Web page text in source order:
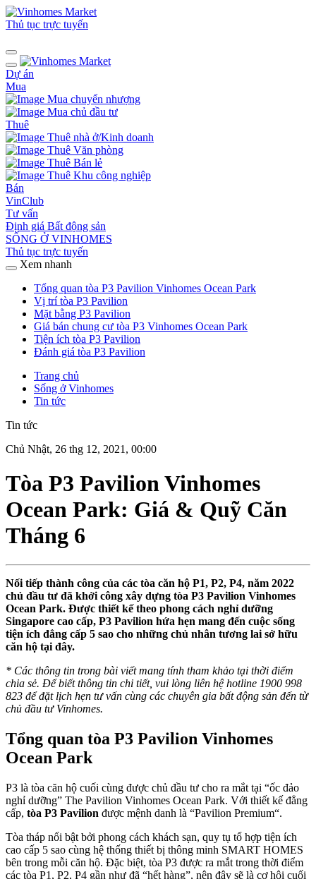
Thủ tục trực tuyến
Dự án
Mua
Mua chuyển nhượng
Mua chủ đầu tư
Thuê
Thuê nhà ở/Kinh doanh
Thuê Văn phòng
Thuê Bán lẻ
Thuê Khu công nghiệp
Bán
VinClub
Tư vấn
Định giá Bất động sản
SỐNG Ở VINHOMES
Thủ tục trực tuyến
Xem nhanh
Tổng quan tòa P3 Pavilion Vinhomes Ocean Park
Vị trí tòa P3 Pavilion
Mặt bằng P3 Pavilion
Giá bán chung cư tòa P3 Vinhomes Ocean Park
Tiện ích tòa P3 Pavilion
Đánh giá tòa P3 Pavilion
Trang chủ
Sống ở Vinhomes
Tin tức
Tin tức
Chủ Nhật, 26 thg 12, 2021, 00:00
Tòa P3 Pavilion Vinhomes
Ocean Park: Giá & Quỹ Căn
Tháng 6
Nối tiếp thành công của các tòa căn hộ P1, P2, P4, năm 2022
chủ đầu tư đã khởi công xây dựng tòa P3 Pavilion Vinhomes
Ocean Park. Được thiết kế theo phong cách nghỉ dưỡng
Singapore cao cấp, P3 Pavilion hứa hẹn mang đến cuộc sống
tiện ích đẳng cấp 5 sao cho những chủ nhân tương lai sở hữu
căn hộ tại đây.
* Các thông tin trong bài viết mang tính tham khảo tại thời điểm
chia sẻ. Để biết thông tin chi tiết, vui lòng liên hệ hotline 1900 998
823 để đặt lịch hẹn tư vấn cùng các chuyên gia bất động sản đến từ
chủ đầu tư Vinhomes.
Tổng quan tòa P3 Pavilion Vinhomes
Ocean Park
P3 là tòa căn hộ cuối cùng được chủ đầu tư cho ra mắt tại “ốc đảo
nghỉ dưỡng” The Pavilion Vinhomes Ocean Park. Với thiết kế đẳng
cấp, tòa P3 Pavilion được mệnh danh là “Pavilion Premium“.
Tòa tháp nổi bật bởi phong cách khách sạn, quy tụ tổ hợp tiện ích
cao cấp 5 sao cùng hệ thống thiết bị thông minh SMART HOMES
bên trong mỗi căn hộ. Đặc biệt, tòa P3 được ra mắt trong thời điểm
các tòa P1, P2, P4 gần như đã “hết hàng”, nên đây sẽ là cơ hội cuối